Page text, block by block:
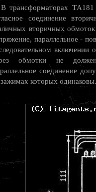
В трансформаторах ТA181
соединение
вторичных
параллельное -
обмотки не
соединение
которых одинаковы.